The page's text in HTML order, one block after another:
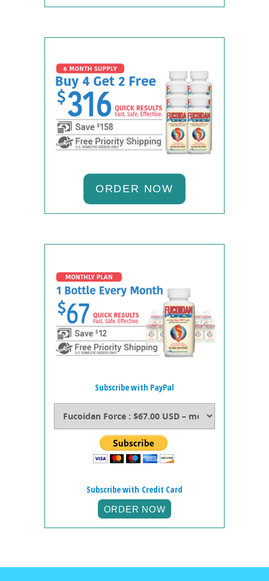
Subscribe with PayPal
Subscribe with Credit Card